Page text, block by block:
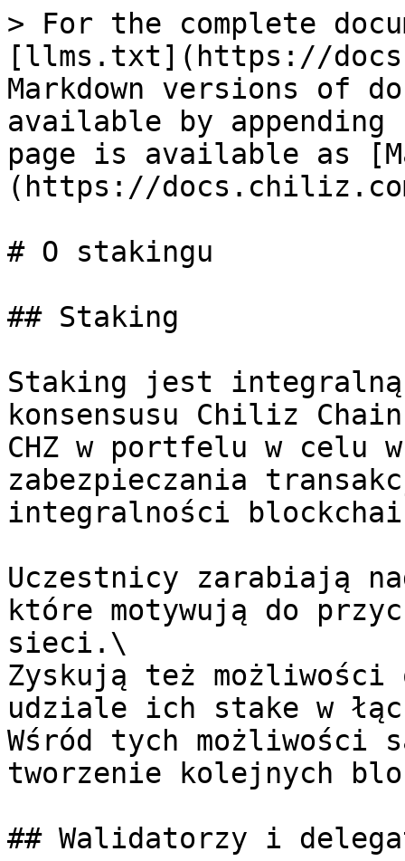
> For the complete
[llms.txt](https://
Markdown versions of
available by
page is available as
(https://
# O stakingu
## Staking
Staking jest integralną
konsensusu Chiliz
CHZ w portfelu w celu
zabezpieczania
integralności
Uczestnicy zarabiają
które motywują do
sieci.\
Zyskują też możliwości
udziale ich stake w
Wśród tych
tworzenie kolejnych
## Walidatorzy i